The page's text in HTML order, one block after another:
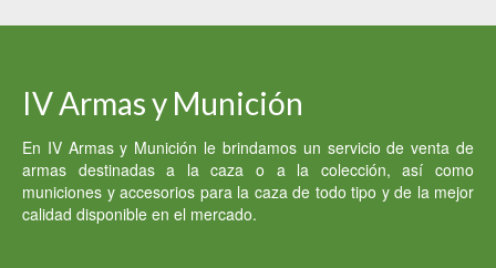
1,400.00 €.800.00 €.
IV Armas y Munición
En IV Armas y Munición le brindamos un servicio de venta de
armas destinadas a la caza o a la colección, así como
municiones y accesorios para la caza de todo tipo y de la mejor
calidad disponible en el mercado.